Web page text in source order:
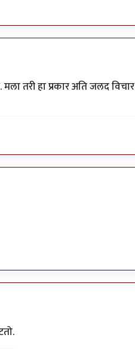
तरी हा प्रकार अति जलद विचार